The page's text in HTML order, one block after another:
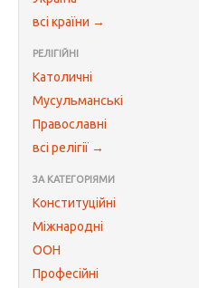
всі країни →
РЕЛІГІЙНІ
Католичні
Мусульманські
Православні
всі релігії →
ЗА КАТЕГОРІЯМИ
Конституційні
Міжнародні
ООН
Професійні